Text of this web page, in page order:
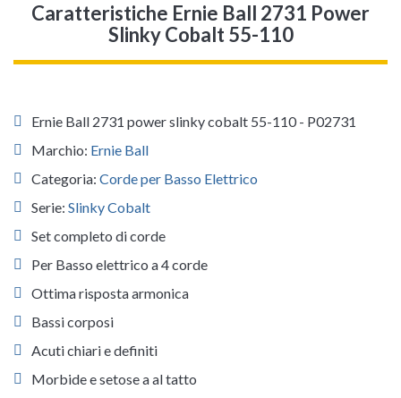
Caratteristiche Ernie Ball 2731 Power
Slinky Cobalt 55-110
Ernie Ball 2731 power slinky cobalt 55-110 - P02731
Marchio: Ernie Ball
Categoria: Corde per Basso Elettrico
Serie: Slinky Cobalt
Set completo di corde
Per Basso elettrico a 4 corde
Ottima risposta armonica
Bassi corposi
Acuti chiari e definiti
Morbide e setose a al tatto